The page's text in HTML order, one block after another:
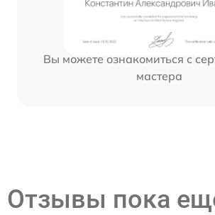
Вы можете ознакомиться с
мастера
Отзывы пока